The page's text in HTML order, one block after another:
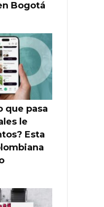
Bogotá
que pasa
le
Esta